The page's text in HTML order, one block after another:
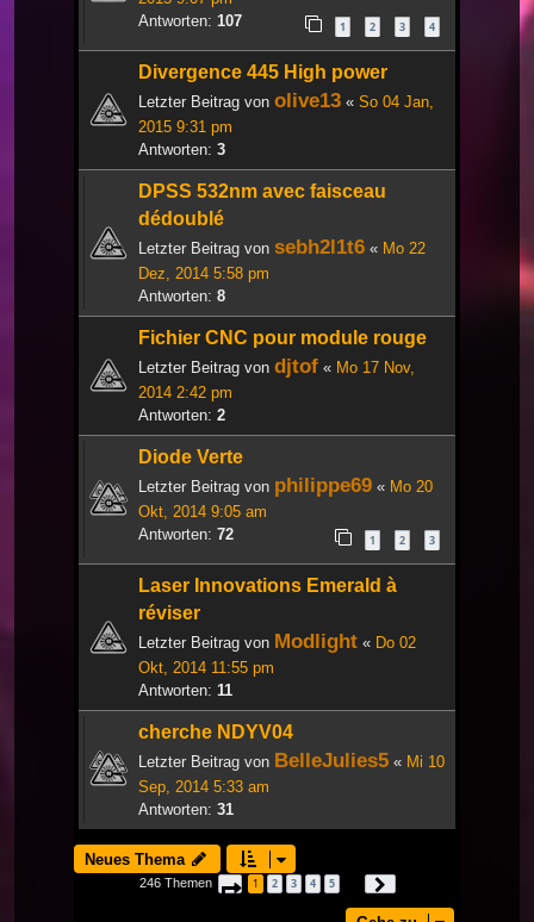
Antworten: 107 1 2 3 4
Divergence 445 High power
Letzter Beitrag von olive13 « So 04 Jan,
2015 9:31 pm
Antworten: 3
DPSS 532nm avec faisceau
dédoublé
Letzter Beitrag von sebh2l1t6 « Mo 22
Dez, 2014 5:58 pm
Antworten: 8
Fichier CNC pour module rouge
Letzter Beitrag von djtof « Mo 17 Nov,
2014 2:42 pm
Antworten: 2
Diode Verte
Letzter Beitrag von philippe69 « Mo 20
Okt, 2014 9:05 am
Antworten: 72 1 2 3
Laser Innovations Emerald à
réviser
Letzter Beitrag von Modlight « Do 02
Okt, 2014 11:55 pm
Antworten: 11
cherche NDYV04
Letzter Beitrag von BelleJulies5 « Mi 10
Sep, 2014 5:33 am
Antworten: 31
Neues Thema
246 Themen Seite 1von
1 2 3 4 5